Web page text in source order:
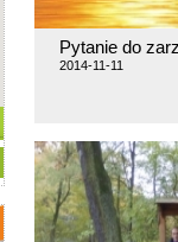
Pytanie do
2014-11-11